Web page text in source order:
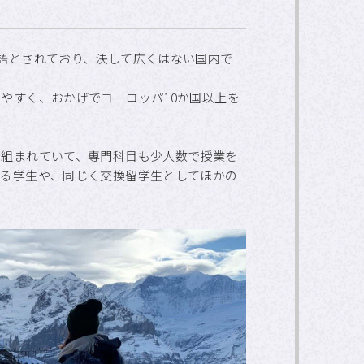
されており、決して広くはない国内で
すく、おかげでヨーロッパ10か国以上を
まれていて、専門科目も少人数で授業を
学生や、同じく交換留学生としてほかの